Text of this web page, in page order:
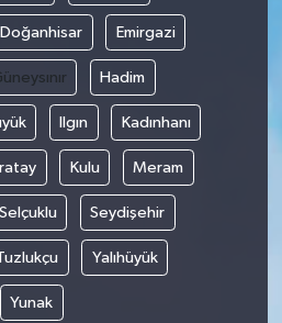
Doğanhisar Emirgazi
Hadim
Ilgın Kadınhanı
Kulu Meram
Selçuklu Seydişehir
Yalıhüyük
Yunak